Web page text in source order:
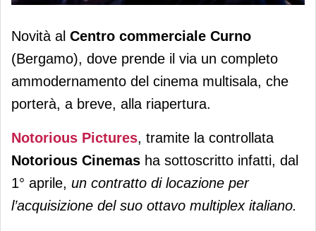
Notorious salva il multisala di Curno
Novità al Centro commerciale Curno
(Bergamo), dove prende il via un completo
ammodernamento del cinema multisala, che
porterà, a breve, alla riapertura.
Notorious Pictures, tramite la controllata
Notorious Cinemas ha sottoscritto infatti, dal
1° aprile, un contratto di locazione per
l’acquisizione del suo ottavo multiplex italiano.